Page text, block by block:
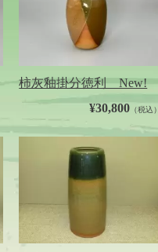
柿灰釉掛分徳利 New!
¥30,800（税込）